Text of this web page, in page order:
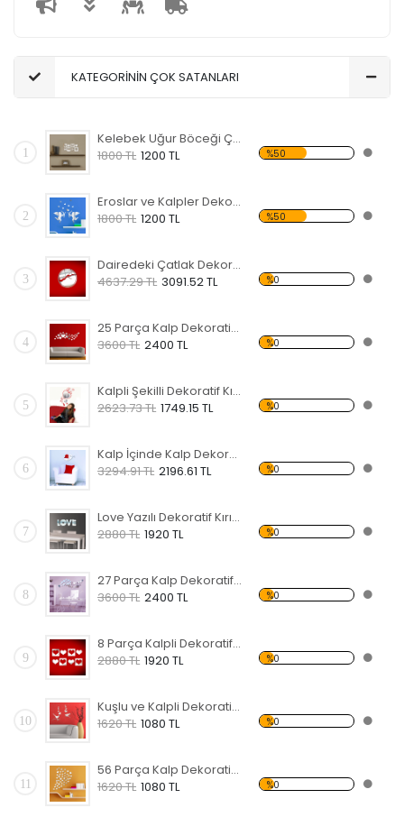
KATEGORİNİN ÇOK SATANLARI
1
Kelebek Uğur Böceği Çiçek ve Kalpli Dekoratif Kırılmaz Ayna
1800 TL 1200 TL %50
2
Eroslar ve Kalpler Dekoratif Kırılmaz Ayna
1800 TL 1200 TL %50
3
Dairedeki Çatlak Dekoratif Kırılmaz Ayna
4637.29 TL 3091.52 TL %0
4
25 Parça Kalp Dekoratif Kırılmaz Ayna
3600 TL 2400 TL %0
5
Kalpli Şekilli Dekoratif Kırılmaz Ayna
2623.73 TL 1749.15 TL %0
6
Kalp İçinde Kalp Dekoratif Kırılmaz Ayna
3294.91 TL 2196.61 TL %0
7
Love Yazılı Dekoratif Kırılmaz Ayna
2880 TL 1920 TL %0
8
27 Parça Kalp Dekoratif Kırılmaz Ayna
3600 TL 2400 TL %0
9
8 Parça Kalpli Dekoratif Kırılmaz Ayna
2880 TL 1920 TL %0
10
Kuşlu ve Kalpli Dekoratif Kırılmaz Ayna
1620 TL 1080 TL %0
11
56 Parça Kalp Dekoratif Kırılmaz Ayna
1620 TL 1080 TL %0